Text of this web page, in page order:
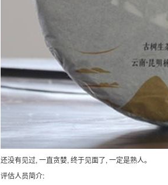
还没有见过, 一直贪婪, 终于见面了, 一定是熟人。
评估人员简介: